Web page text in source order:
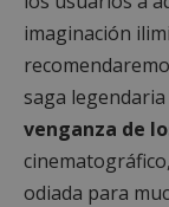
imaginación
saga legendaria
venganza de
odiada para